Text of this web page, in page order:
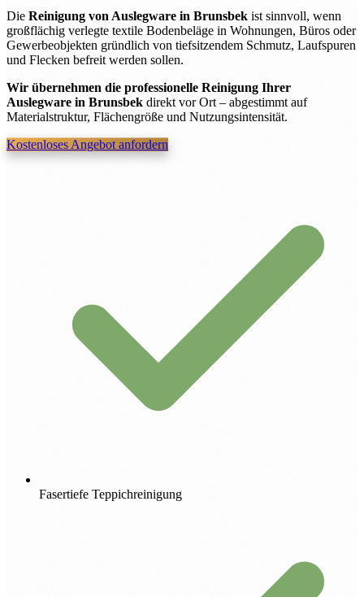
Die Reinigung von Auslegware in Brunsbek ist sinnvoll, wenn
großflächig verlegte textile Bodenbeläge in Wohnungen, Büros oder
Gewerbeobjekten gründlich von tiefsitzendem Schmutz, Laufspuren
und Flecken befreit werden sollen.
Wir übernehmen die professionelle Reinigung Ihrer
Auslegware in Brunsbek direkt vor Ort – abgestimmt auf
Materialstruktur, Flächengröße und Nutzungsintensität.
Kostenloses Angebot anfordern
Fasertiefe Teppichreinigung